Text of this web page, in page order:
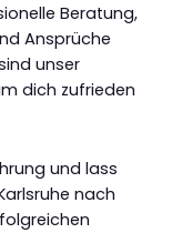
Beratung,
Ansprüche
unser
dich zufrieden
und lass
nach